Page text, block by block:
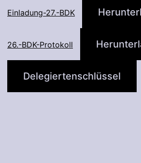
Einladung-27.-BDK
26.-BDK-Protokoll
Delegiertenschlüssel